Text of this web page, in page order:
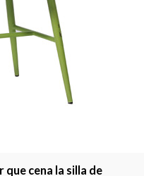
que cena la silla de